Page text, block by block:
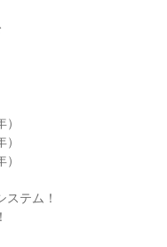
ステム！